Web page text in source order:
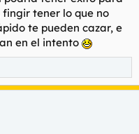
tener lo que no
te pueden cazar, e
en el intento